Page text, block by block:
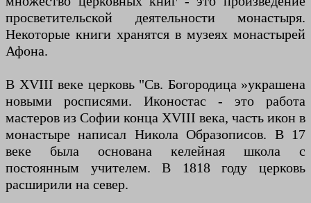
просветительской деятельности монастыря.
Некоторые книги хранятся в музеях монастырей
Афона.
В XVIII веке церковь "Св. Богородица »украшена
новыми росписями. Иконостас - это работа
мастеров из Софии конца XVIII века, часть икон в
монастыре написал Никола Образописов. В 17
веке была основана келейная школа с
постоянным учителем. В 1818 году церковь
расширили на север.